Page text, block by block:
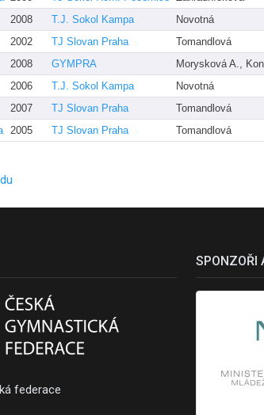
2008 T.J. Sokol Kampa Novotná
2002 TJ Slovan Praha Tomandlová
2008 GYMPRA Morysková A.,
2006 T.J. Sokol Kampa Novotná
2007 TJ Slovan Praha Tomandlová
2005 TJ Slovan Praha Tomandlová
federace
SPONZOŘI